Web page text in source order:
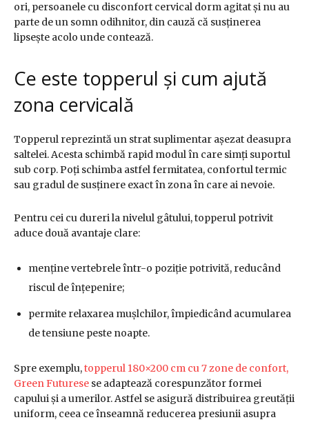
ori, persoanele cu disconfort cervical dorm agitat și nu au
parte de un somn odihnitor, din cauză că susținerea
lipsește acolo unde contează.
Ce este topperul și cum ajută
zona cervicală
Topperul reprezintă un strat suplimentar așezat deasupra
saltelei. Acesta schimbă rapid modul în care simți suportul
sub corp. Poți schimba astfel fermitatea, confortul termic
sau gradul de susținere exact în zona în care ai nevoie.
Pentru cei cu dureri la nivelul gâtului, topperul potrivit
aduce două avantaje clare:
menține vertebrele într-o poziție potrivită, reducând
riscul de înțepenire;
permite relaxarea mușlchilor, împiedicând acumularea
de tensiune peste noapte.
Spre exemplu,topperul 180×200 cm cu 7 zone de confort,
Green Futurese se adaptează corespunzător formei
capului și a umerilor. Astfel se asigură distribuirea greutății
uniform, ceea ce înseamnă reducerea presiunii asupra